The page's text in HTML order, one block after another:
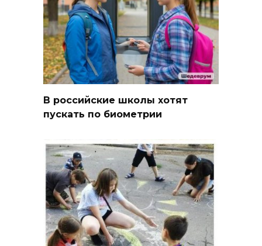
В российские школы хотят
пускать по биометрии